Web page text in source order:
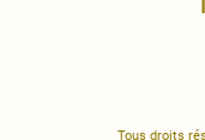
Tous droits